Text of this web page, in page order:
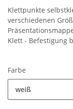
Klettpunkte
verschiedenen
Klett - Befestigung
Farbe
weiß